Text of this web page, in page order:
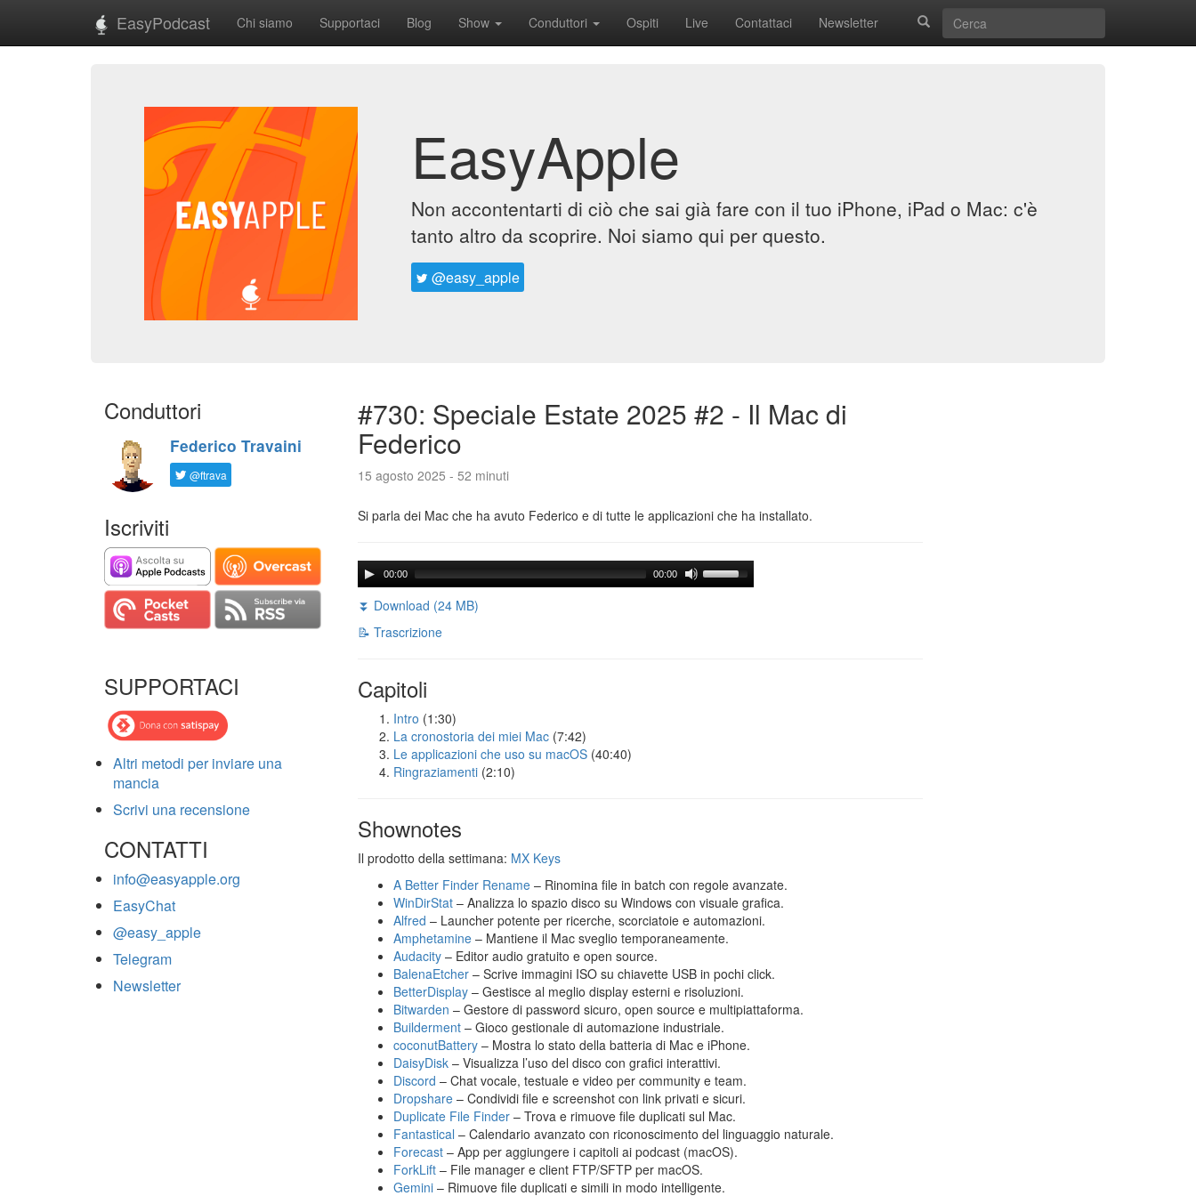
EasyPodcast Chi siamo Supportaci Blog Show Conduttori Ospiti Live Contattaci Newsletter
EasyApple
Non accontentarti di ciò che sai già fare con il tuo iPhone, iPad o Mac: c'è
tanto altro da scoprire. Noi siamo qui per questo.
@easy_apple
Conduttori
Federico Travaini
@ftrava
Iscriviti
SUPPORTACI
Altri metodi per inviare una
mancia
Scrivi una recensione
CONTATTI
info@easyapple.org
EasyChat
@easy_apple
Telegram
Newsletter
#730: Speciale Estate 2025 #2 - Il Mac di
Federico
15 agosto 2025 - 52 minuti
Si parla dei Mac che ha avuto Federico e di tutte le applicazioni che ha installato.
00:00 00:00
⏬ Download (24 MB)
📝 Trascrizione
Capitoli
Intro (1:30)
La cronostoria dei miei Mac (7:42)
Le applicazioni che uso su macOS (40:40)
Ringraziamenti (2:10)
Shownotes
Il prodotto della settimana: MX Keys
A Better Finder Rename – Rinomina file in batch con regole avanzate.
WinDirStat – Analizza lo spazio disco su Windows con visuale grafica.
Alfred – Launcher potente per ricerche, scorciatoie e automazioni.
Amphetamine – Mantiene il Mac sveglio temporaneamente.
Audacity – Editor audio gratuito e open source.
BalenaEtcher – Scrive immagini ISO su chiavette USB in pochi click.
BetterDisplay – Gestisce al meglio display esterni e risoluzioni.
Bitwarden – Gestore di password sicuro, open source e multipiattaforma.
Builderment – Gioco gestionale di automazione industriale.
coconutBattery – Mostra lo stato della batteria di Mac e iPhone.
DaisyDisk – Visualizza l’uso del disco con grafici interattivi.
Discord – Chat vocale, testuale e video per community e team.
Dropshare – Condividi file e screenshot con link privati e sicuri.
Duplicate File Finder – Trova e rimuove file duplicati sul Mac.
Fantastical – Calendario avanzato con riconoscimento del linguaggio naturale.
Forecast – App per aggiungere i capitoli ai podcast (macOS).
ForkLift – File manager e client FTP/SFTP per macOS.
Gemini – Rimuove file duplicati e simili in modo intelligente.